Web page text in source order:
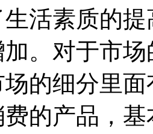
活素质的
加。对于市
的细分里面
的产品，